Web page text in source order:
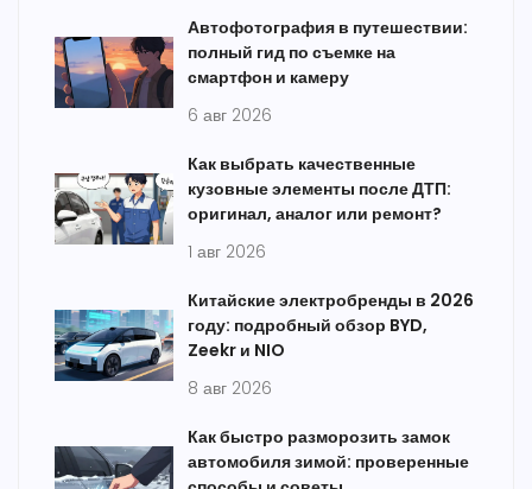
Автофотография в путешествии:
полный гид по съемке на
смартфон и камеру
6 авг 2026
Как выбрать качественные
кузовные элементы после ДТП:
оригинал, аналог или ремонт?
1 авг 2026
Китайские электробренды в 2026
году: подробный обзор BYD,
Zeekr и NIO
8 авг 2026
Как быстро разморозить замок
автомобиля зимой: проверенные